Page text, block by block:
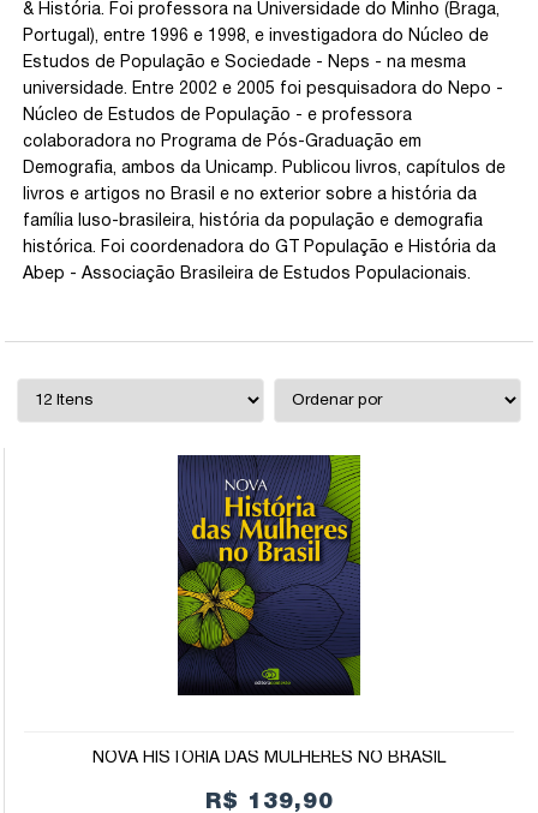
& História. Foi professora na Universidade do Minho (Braga,
Portugal), entre 1996 e 1998, e investigadora do Núcleo de
Estudos de População e Sociedade - Neps - na mesma
universidade. Entre 2002 e 2005 foi pesquisadora do Nepo -
Núcleo de Estudos de População - e professora
colaboradora no Programa de Pós-Graduação em
Demografia, ambos da Unicamp. Publicou livros, capítulos de
livros e artigos no Brasil e no exterior sobre a história da
família luso-brasileira, história da população e demografia
histórica. Foi coordenadora do GT População e História da
Abep - Associação Brasileira de Estudos Populacionais.
NOVA HISTÓRIA DAS MULHERES NO BRASIL
R$ 139,90